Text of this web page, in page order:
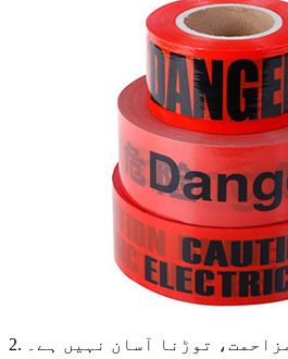
مزاحمت، توڑنا آسان نہیں ہے۔